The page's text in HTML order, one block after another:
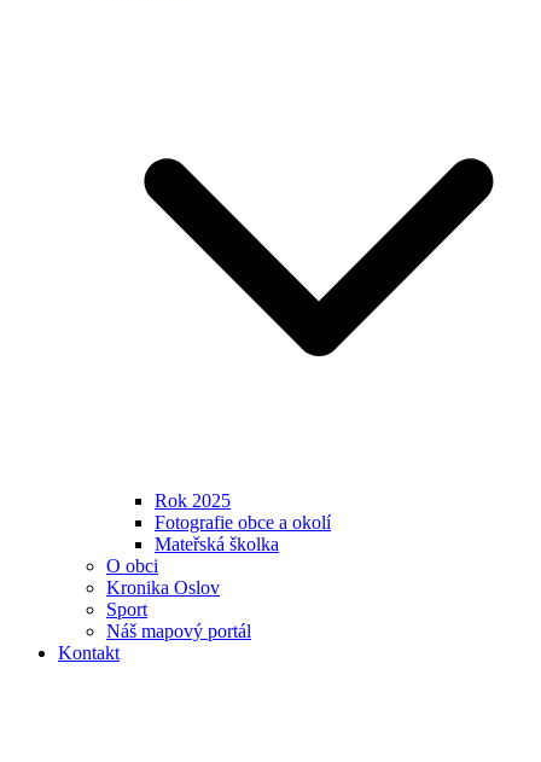
Rok 2025
Fotografie obce a okolí
Mateřská školka
O obci
Kronika Oslov
Sport
Náš mapový portál
Kontakt